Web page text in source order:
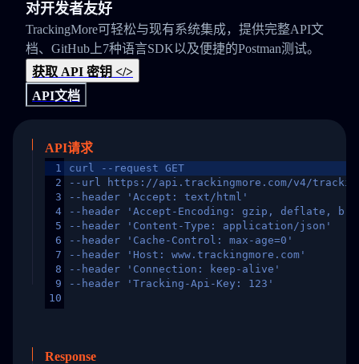
对开发者友好
TrackingMore可轻松与现有系统集成，提供完整API文
档、GitHub上7种语言SDK以及便捷的Postman测试。
获取 API 密钥 </>
API文档
API请求
1
2
3
4
5
6
7
8
9
10
curl --request GET
--url https://api.trackingmore.com/v4/trackings/
--header 'Accept: text/html'
--header 'Accept-Encoding: gzip, deflate,
--header 'Content-Type: application/json'
--header 'Cache-Control: max-age=0'
--header 'Host: www.trackingmore.com'
--header 'Connection: keep-alive'
--header 'Tracking-Api-Key: 123'
Response